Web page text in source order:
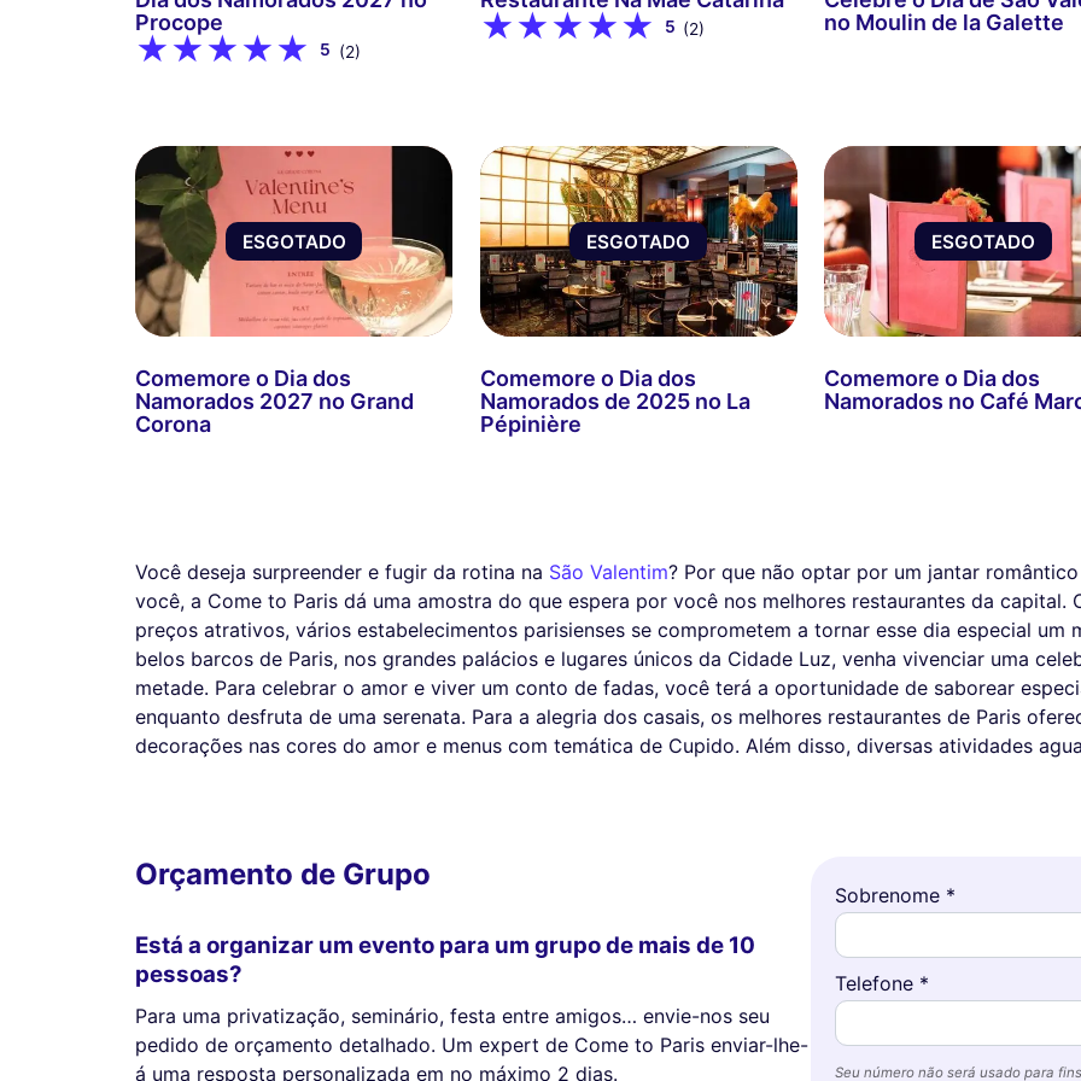
Procope
5 (2)
5 (2)
no Moulin de la Galette
ESGOTADO
Comemore o Dia dos
Namorados 2027 no Grand
Corona
ESGOTADO
Comemore o Dia dos
Namorados de 2025 no La
Pépinière
ESGOTADO
Comemore o Dia dos
Namorados no Café
Você deseja surpreender e fugir da rotina na São Valentim? Por que não optar por um jantar
você, a Come to Paris dá uma amostra do que espera por você nos melhores restaurantes da capital.
preços atrativos, vários estabelecimentos parisienses se comprometem a tornar esse dia especial um
belos barcos de Paris, nos grandes palácios e lugares únicos da Cidade Luz, venha vivenciar uma
metade. Para celebrar o amor e viver um conto de fadas, você terá a oportunidade de saborear
enquanto desfruta de uma serenata. Para a alegria dos casais, os melhores restaurantes de Paris
decorações nas cores do amor e menus com temática de Cupido. Além disso, diversas atividades
Orçamento de Grupo
Está a organizar um evento para um grupo de mais de 10
pessoas?
Para uma privatização, seminário, festa entre amigos… envie-nos seu
pedido de orçamento detalhado. Um expert de Come to Paris enviar-lhe-
á uma resposta personalizada em no máximo 2 dias.
Sobrenome *
Telefone *
Seu número não será usado para